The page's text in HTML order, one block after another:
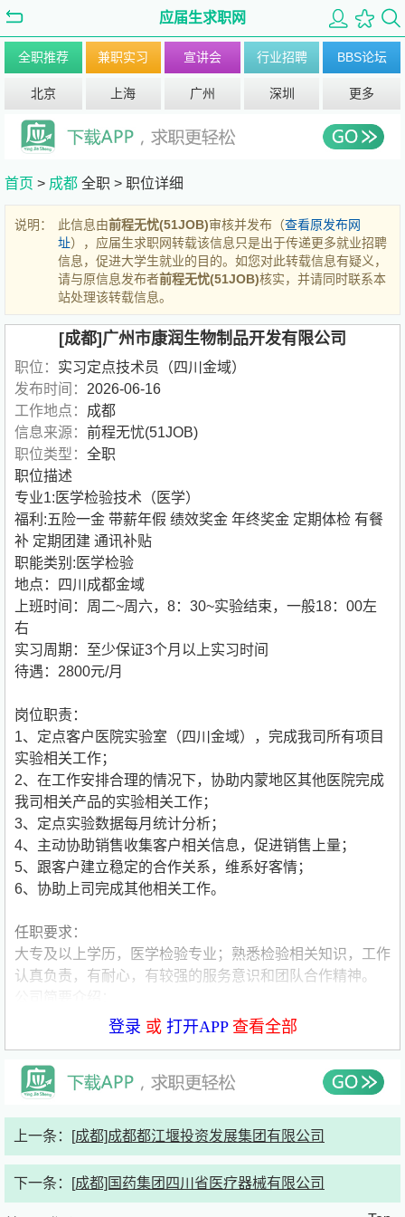
应届生求职网
全职推荐 兼职实习 宣讲会 行业招聘 BBS论坛
北京 上海 广州 深圳 更多
首页 > 成都 全职 > 职位详细
说明： 此信息由前程无忧(51JOB)审核并发布（查看原发布网
址），应届生求职网转载该信息只是出于传递更多就业招聘
信息，促进大学生就业的目的。如您对此转载信息有疑义，
请与原信息发布者前程无忧(51JOB)核实，并请同时联系本
站处理该转载信息。
[成都]广州市康润生物制品开发有限公司
职位： 实习定点技术员（四川金域）
发布时间： 2026-06-16
工作地点： 成都
信息来源： 前程无忧(51JOB)
职位类型： 全职
职位描述
专业1:医学检验技术（医学）
福利:五险一金 带薪年假 绩效奖金 年终奖金 定期体检 有餐
补 定期团建 通讯补贴
职能类别:医学检验
地点：四川成都金域
上班时间：周二~周六，8：30~实验结束，一般18：00左
右
实习周期：至少保证3个月以上实习时间
待遇：2800元/月
岗位职责：
1、定点客户医院实验室（四川金域），完成我司所有项目
实验相关工作；
2、在工作安排合理的情况下，协助内蒙地区其他医院完成
我司相关产品的实验相关工作；
3、定点实验数据每月统计分析；
4、主动协助销售收集客户相关信息，促进销售上量；
5、跟客户建立稳定的合作关系，维系好客情；
6、协助上司完成其他相关工作。
任职要求：
大专及以上学历，医学检验专业；熟悉检验相关知识，工作
认真负责，有耐心，有较强的服务意识和团队合作精神。
公司名称:广州市康润生物制品开发有限公司
公司规模:500-1000人
公司介绍:【公司地址】
公司总部：广州南沙自贸区核心区域万顷沙珠江工业园（广
【公司简介】
登录 或 打开APP查看全部
上一条： [成都]成都都江堰投资发展集团有限公司
下一条： [成都]国药集团四川省医疗器械有限公司